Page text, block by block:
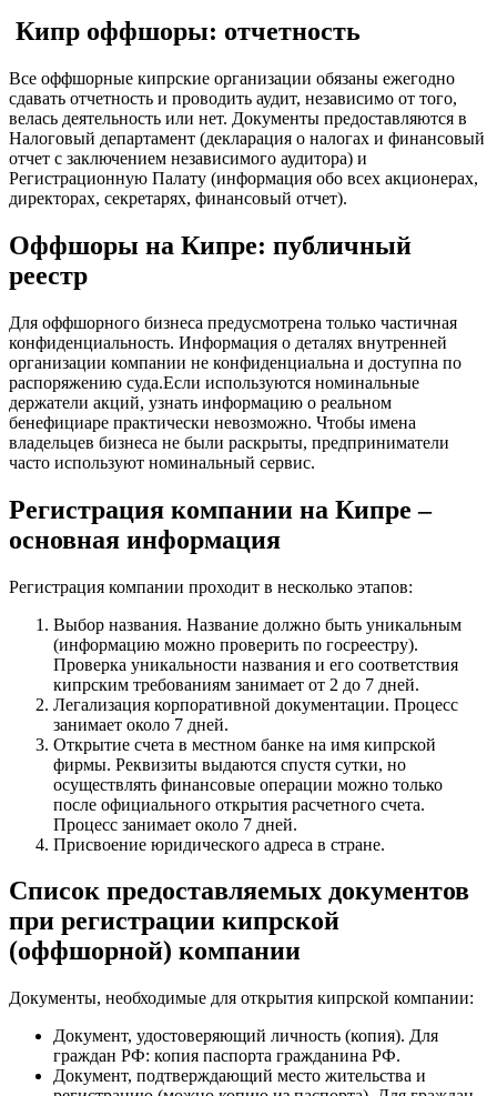
Кипр оффшоры: отчетность
Все оффшорные кипрские организации обязаны ежегодно
сдавать отчетность и проводить аудит, независимо от того,
велась деятельность или нет. Документы предоставляются в
Налоговый департамент (декларация о налогах и финансовый
отчет с заключением независимого аудитора) и
Регистрационную Палату (информация обо всех акционерах,
директорах, секретарях, финансовый отчет).
Оффшоры на Кипре: публичный
реестр
Для оффшорного бизнеса предусмотрена только частичная
конфиденциальность. Информация о деталях внутренней
организации компании не конфиденциальна и доступна по
распоряжению суда.Если используются номинальные
держатели акций, узнать информацию о реальном
бенефициаре практически невозможно. Чтобы имена
владельцев бизнеса не были раскрыты, предприниматели
часто используют номинальный сервис.
Регистрация компании на Кипре –
основная информация
Регистрация компании проходит в несколько этапов:
Выбор названия. Название должно быть уникальным
(информацию можно проверить по госреестру).
Проверка уникальности названия и его соответствия
кипрским требованиям занимает от 2 до 7 дней.
Легализация корпоративной документации. Процесс
занимает около 7 дней.
Открытие счета в местном банке на имя кипрской
фирмы. Реквизиты выдаются спустя сутки, но
осуществлять финансовые операции можно только
после официального открытия расчетного счета.
Процесс занимает около 7 дней.
Присвоение юридического адреса в стране.
Список предоставляемых документов
при регистрации кипрской
(оффшорной) компании
Документы, необходимые для открытия кипрской компании:
Документ, удостоверяющий личность (копия). Для
граждан РФ: копия паспорта гражданина РФ.
Документ, подтверждающий место жительства и